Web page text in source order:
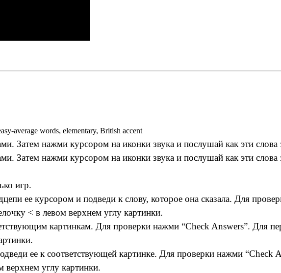
average words, elementary, British accent
Затем нажми курсором на иконки звука и послушай как эти слова
Затем нажми курсором на иконки звука и послушай как эти слова
игр.
ее курсором и подведи к слову, которое она сказала. Для
< в левом верхнем углу картинки.
картинкам. Для проверки нажми “Check Answers”. Для
ее к соответствующей картинке. Для проверки нажми “Check
углу картинки.